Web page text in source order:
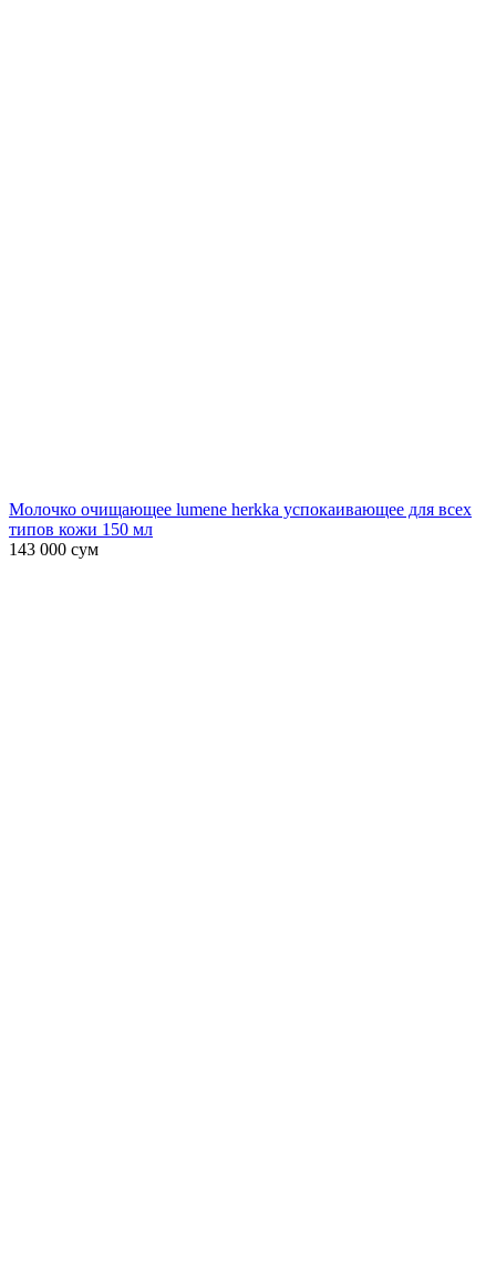
Молочко очищающее lumene herkka успокаивающее для всех
типов кожи 150 мл
143 000 сум